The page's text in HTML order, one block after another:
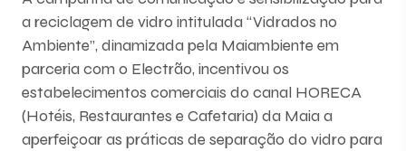
a reciclagem de vidro intitulada “Vidrados no
Ambiente”, dinamizada pela Maiambiente em
parceria com o Electrão, incentivou os
estabelecimentos comerciais do canal HORECA
(Hotéis, Restaurantes e Cafetaria) da Maia a
aperfeiçoar as práticas de separação do vidro para